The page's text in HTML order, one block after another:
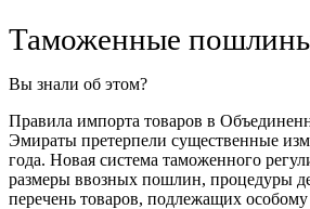
Таможенные
Вы знали об этом?
Правила импорта товаров в
Эмираты претерпели существенные
года. Новая система таможенного
размеры ввозных пошлин, процедуры
перечень товаров, подлежащих